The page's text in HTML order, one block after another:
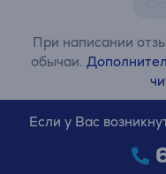
При написании
обычаи.
Если у Вас